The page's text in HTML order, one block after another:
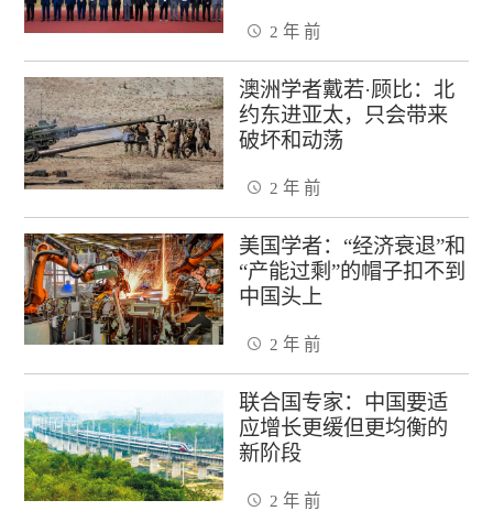
2 年 前
澳洲学者戴若·顾比：北
约东进亚太，只会带来
破坏和动荡
2 年 前
美国学者：“经济衰退”和
“产能过剩”的帽子扣不到
中国头上
2 年 前
联合国专家：中国要适
应增长更缓但更均衡的
新阶段
2 年 前